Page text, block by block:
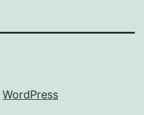
WordPress